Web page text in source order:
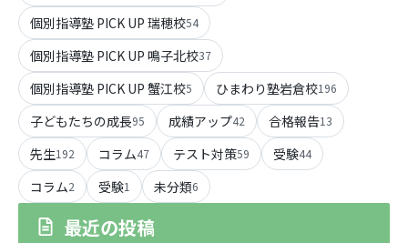
個別指導塾 PICK UP 瑞穂校54
個別指導塾 PICK UP 鳴子北校37
個別指導塾 PICK UP 蟹江校5 ひまわり塾岩倉校196
子どもたちの成長95 成績アップ42 合格報告13
先生192 コラム47 テスト対策59 受験44
コラム2 受験1 未分類6
最近の投稿